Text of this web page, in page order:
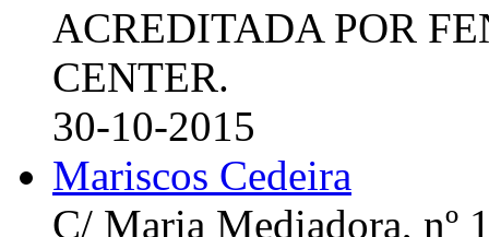
ACREDITADA POR
CENTER.
30-10-2015
Mariscos Cedeira
C/ Maria Mediadora, nº